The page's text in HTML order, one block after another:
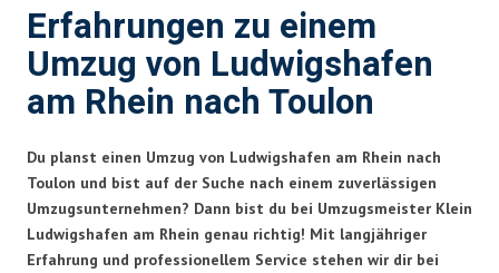
Erfahrungen zu einem
Umzug von Ludwigshafen
am Rhein nach Toulon
Du planst einen Umzug von Ludwigshafen am Rhein nach
Toulon und bist auf der Suche nach einem zuverlässigen
Umzugsunternehmen? Dann bist du bei Umzugsmeister Klein
Ludwigshafen am Rhein genau richtig! Mit langjähriger
Erfahrung und professionellem Service stehen wir dir bei